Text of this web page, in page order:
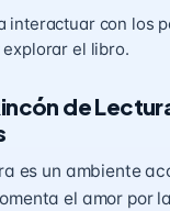
interactuar con los
el libro.
de
es un ambiente
el amor por